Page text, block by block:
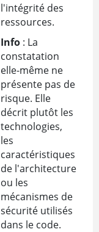
l'intégrité des
ressources.
Info: La
constatation
elle-même ne
présente pas de
risque. Elle
décrit plutôt les
technologies,
les
caractéristiques
de l'architecture
ou les
mécanismes de
sécurité utilisés
dans le code.